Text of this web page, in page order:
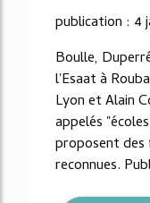
publication : 4
Boulle,
l'Esaat à
Lyon et Alain
appelés
proposent des
reconnues.